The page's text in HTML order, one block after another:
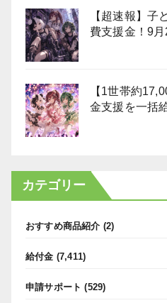
【超速報】子
費支援金！9
【1世帯約
金支援を一括
カテゴリー
おすすめ商品紹介 (2)
給付金 (7,411)
申請サポート (529)